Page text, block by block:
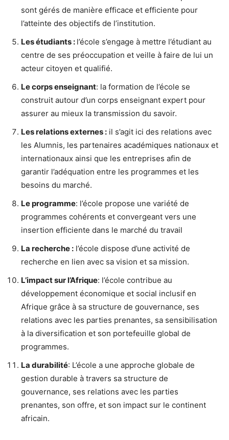
sont gérés de manière efficace et efficiente pour
l’atteinte des objectifs de l’institution.
Les étudiants : l’école s’engage à mettre l’étudiant au
centre de ses préoccupation et veille à faire de lui un
acteur citoyen et qualifié.
Le corps enseignant: la formation de l’école se
construit autour d’un corps enseignant expert pour
assurer au mieux la transmission du savoir.
Les relations externes : il s’agit ici des relations avec
les Alumnis, les partenaires académiques nationaux et
internationaux ainsi que les entreprises afin de
garantir l’adéquation entre les programmes et les
besoins du marché.
Le programme: l’école propose une variété de
programmes cohérents et convergeant vers une
insertion efficiente dans le marché du travail
La recherche : l’école dispose d’une activité de
recherche en lien avec sa vision et sa mission.
L’impact sur l’Afrique: l’école contribue au
développement économique et social inclusif en
Afrique grâce à sa structure de gouvernance, ses
relations avec les parties prenantes, sa sensibilisation
à la diversification et son portefeuille global de
programmes.
La durabilité: L’école a une approche globale de
gestion durable à travers sa structure de
gouvernance, ses relations avec les parties
prenantes, son offre, et son impact sur le continent
africain.